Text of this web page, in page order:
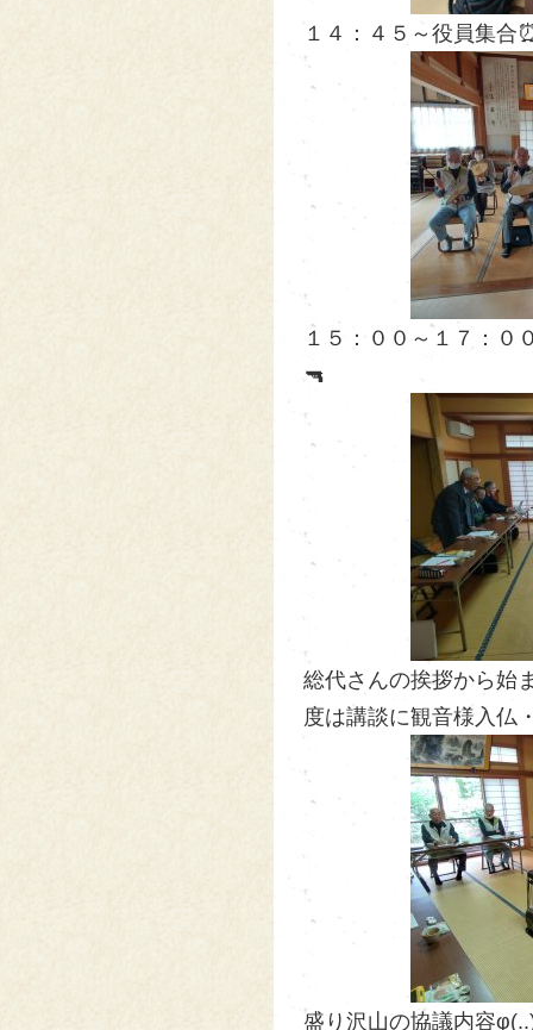
１４：４５～役員集合
１５：００～１７：０
🔫
総代さんの挨拶から始
度は講談に観音様入仏
盛り沢山の協議内容